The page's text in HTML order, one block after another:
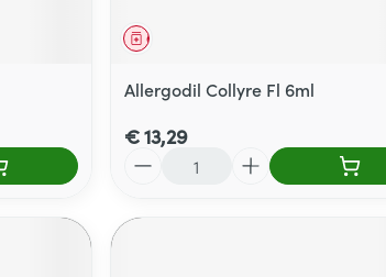
Geneesmiddel
Allergodil Collyre Fl 6ml
€ 13,29